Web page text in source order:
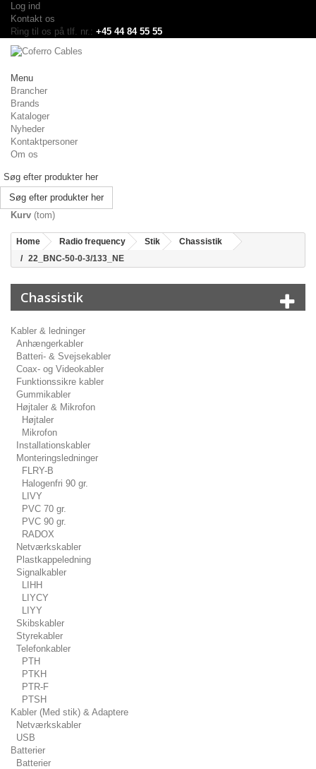
Log ind
Kontakt os
Ring til os på tlf. nr.: +45 44 84 55 55
Menu
Brancher
Brands
Kataloger
Nyheder
Kontaktpersoner
Om os
Søg efter produkter her
Kurv (tom)
Home Radio frequency Stik
Chassistik
22_BNC-50-0-3/133_NE
Chassistik
Kabler & ledninger
Anhængerkabler
Batteri- & Svejsekabler
Coax- og Videokabler
Funktionssikre kabler
Gummikabler
Højtaler & Mikrofon
Højtaler
Mikrofon
Installationskabler
Monteringsledninger
FLRY-B
Halogenfri 90 gr.
LIVY
PVC 70 gr.
PVC 90 gr.
RADOX
Netværkskabler
Plastkappeledning
Signalkabler
LIHH
LIYCY
LIYY
Skibskabler
Styrekabler
Telefonkabler
PTH
PTKH
PTR-F
PTSH
Kabler (Med stik) & Adaptere
Netværkskabler
USB
Batterier
Batterier